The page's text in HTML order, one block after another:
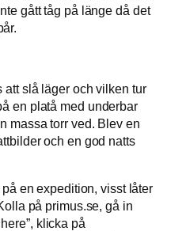
gått tåg på länge då det
att slå läger och vilken tur
en platå med underbar
massa torr ved. Blev en
och en god natts
en expedition, visst låter
på primus.se, gå in
klicka på